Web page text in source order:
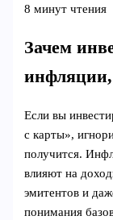
8 минут чтения
Зачем
инфляции,
Если вы
с карты»,
получится.
влияют на
эмитентов и
понимания